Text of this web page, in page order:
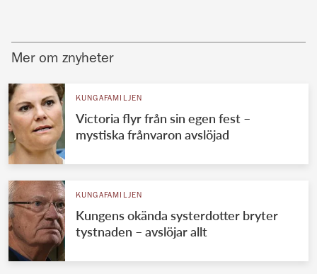
Mer om znyheter
KUNGAFAMILJEN
Victoria flyr från sin egen fest –
mystiska frånvaron avslöjad
KUNGAFAMILJEN
Kungens okända systerdotter bryter
tystnaden – avslöjar allt